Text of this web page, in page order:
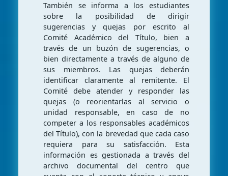
También se informa a los estudiantes
sobre la posibilidad de dirigir
sugerencias y quejas por escrito al
Comité Académico del Título, bien a
través de un buzón de sugerencias, o
bien directamente a través de alguno de
sus miembros. Las quejas deberán
identificar claramente al remitente. El
Comité debe atender y responder las
quejas (o reorientarlas al servicio o
unidad responsable, en caso de no
competer a los responsables académicos
del Título), con la brevedad que cada caso
requiera para su satisfacción. Esta
información es gestionada a través del
archivo documental del centro que